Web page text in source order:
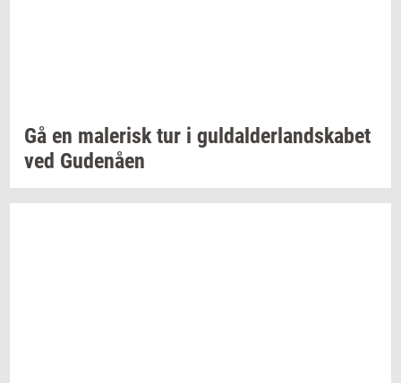
Gå en ma­le­risktur i gul­dal­der­land­ska­bet
ved Gu­denå­en